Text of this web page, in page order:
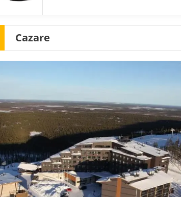
Cazare